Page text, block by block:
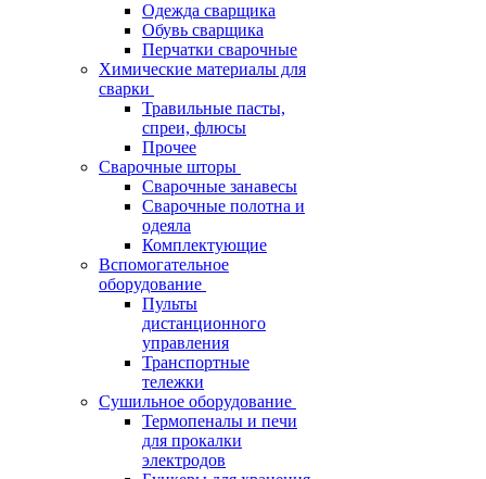
Одежда сварщика
Обувь сварщика
Перчатки сварочные
Химические материалы для
сварки
Травильные пасты,
спреи, флюсы
Прочее
Сварочные шторы
Сварочные занавесы
Сварочные полотна и
одеяла
Комплектующие
Вспомогательное
оборудование
Пульты
дистанционного
управления
Транспортные
тележки
Сушильное оборудование
Термопеналы и печи
для прокалки
электродов